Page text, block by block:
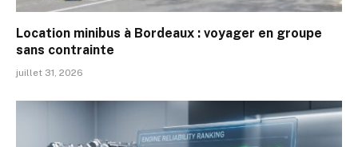
Location minibus à Bordeaux : voyager en groupe
sans contrainte
juillet 31, 2026